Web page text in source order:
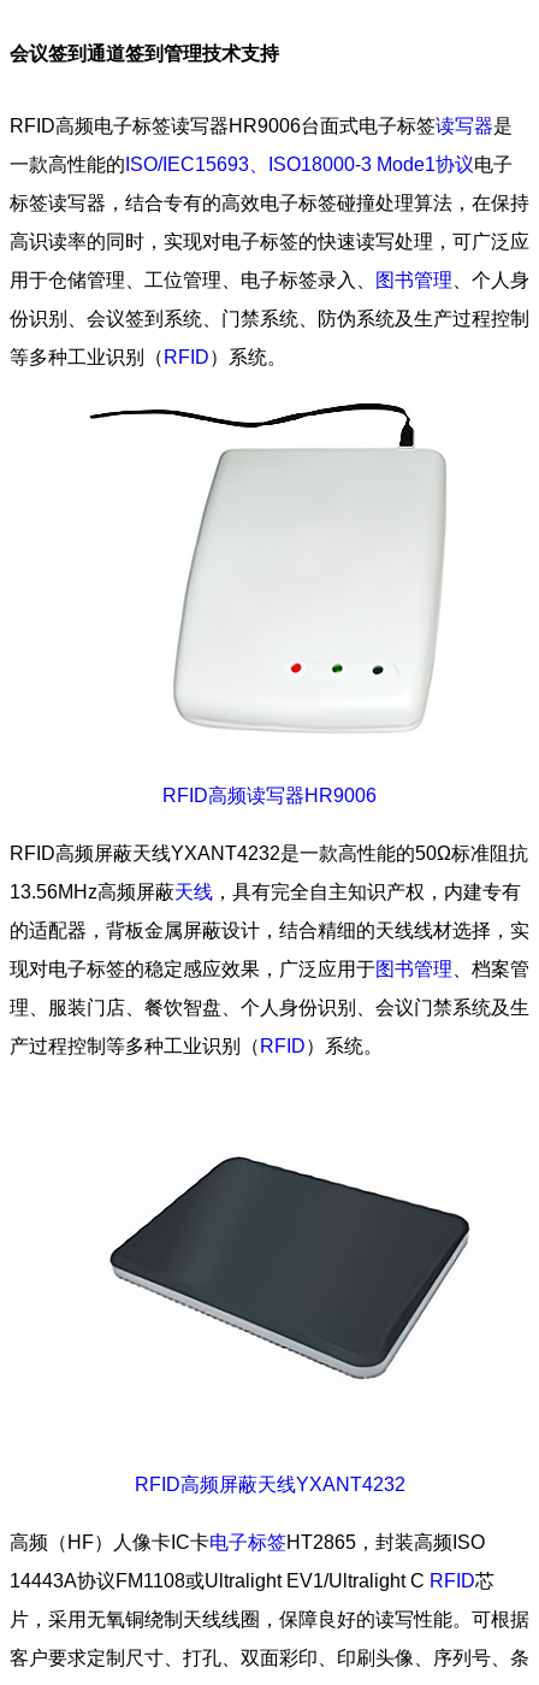
会议签到通道签到管理技术支持
RFID高频电子标签读写器HR9006台面式电子标签读写器是
一款高性能的 ISO/IEC15693、ISO18000-3 Mode1协议电子
标签读写器，结合专有的高效电子标签碰撞处理算法，在保持
高识读率的同时，实现对电子标签的快速读写处理，可广泛应
用于仓储管理、工位管理、电子标签录入、
图书管理 、个人身
份识别、会议签到系统、门禁系统、防伪系统及生产过程控制
等多种工业识别（ RFID）系统。
RFID高频读写器HR9006
RFID高频屏蔽天线YXANT4232是一款高性能的50Ω标准阻抗
13.56MHz高频屏蔽天线 ，具有完全自主知识产权，内建专有
的适配器，背板金属屏蔽设计，结合精细的天线线材选择，实
现对电子标签的稳定感应效果，广泛应用于图书管理 、档案管
理、服装门店、餐饮智盘、个人身份识别、会议门禁系统及生
产过程控制等多种工业识别（ RFID）系统。
RFID高频屏蔽天线YXANT4232
高频（HF）人像卡IC卡电子标签HT2865，封装高频ISO
14443A协议FM1108或Ultralight EV1/Ultralight C RFID芯
片，采用无氧铜绕制天线线圈，保障良好的读写性能。可根据
客户要求定制尺寸、打孔、双面彩印、印刷头像、序列号、条